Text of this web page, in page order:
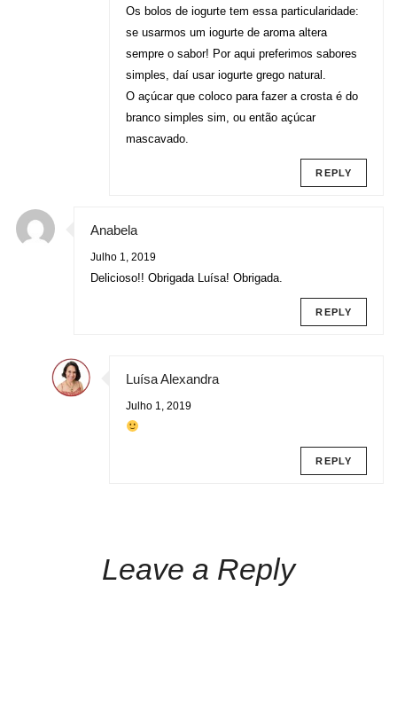
Os bolos de iogurte tem essa particularidade:
se usarmos um iogurte de aroma altera
sempre o sabor! Por aqui preferimos sabores
simples, daí usar iogurte grego natural.
O açúcar que coloco para fazer a crosta é do
branco simples sim, ou então açúcar
mascavado.
REPLY
Anabela
Julho 1, 2019
Delicioso!! Obrigada Luísa! Obrigada.
REPLY
Luísa Alexandra
Julho 1, 2019
REPLY
Leave a Reply